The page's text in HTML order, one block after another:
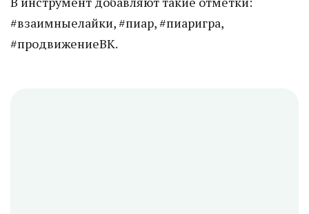
#взаимныелайки, #пиар, #пиаригра,
#продвижениеВК.